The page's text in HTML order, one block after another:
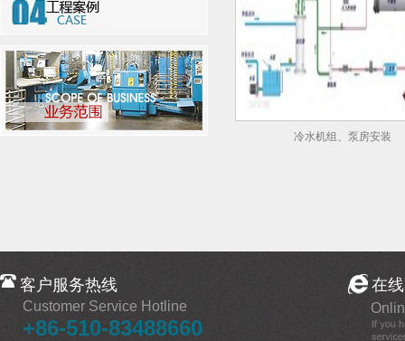
冷水机组、泵房安装
客户服务热线
Customer Service Hotline
+86-510-83488660
在